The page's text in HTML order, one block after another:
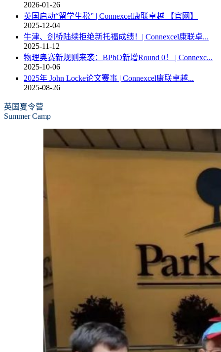
2026-01-26
英国启动“留学生税” | Connexcel康联卓越 【官网】
2025-12-04
牛津、剑桥陆续拒绝新托福成绩！| Connexcel康联卓...
2025-11-12
物理奥赛新规则来袭：BPhO新增Round 0！ | Connexc...
2025-10-06
2025年 John Locke论文赛事 | Connexcel康联卓越...
2025-08-26
英国夏令营
Summer Camp